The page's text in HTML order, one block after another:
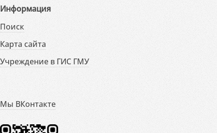
Информация
Поиск
Карта сайта
Учреждение в ГИС ГМУ
Мы ВКонтакте